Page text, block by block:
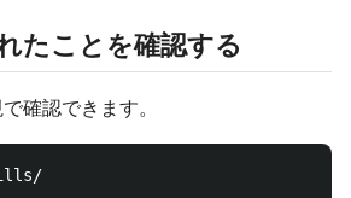
たことを確認する
確認できます。